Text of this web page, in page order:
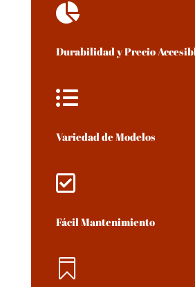

Durabilidad y Precio

Variedad de Modelos

Fácil Mantenimiento
